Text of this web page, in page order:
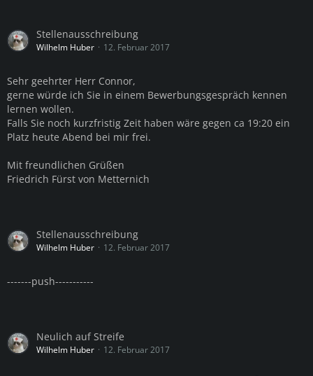
Stellenausschreibung
Wilhelm Huber 12. Februar 2017
Sehr geehrter Herr Connor,
gerne würde ich Sie in einem Bewerbungsgespräch kennen
lernen wollen.
Falls Sie noch kurzfristig Zeit haben wäre gegen ca 19:20 ein
Platz heute Abend bei mir frei.
Mit freundlichen Grüßen
Friedrich Fürst von Metternich
Stellenausschreibung
Wilhelm Huber 12. Februar 2017
-------push-----------
Neulich auf Streife
Wilhelm Huber 12. Februar 2017